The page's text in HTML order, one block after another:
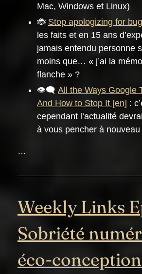
Mac, Windows et Linux)
🐞 Stop apologizing for
les faits et en 15 ans
jamais entendu personne
moins que… « j’ai la
flanche » ?
👁️‍🗨️ All the Ways Google
And How to Stop It
:
cependant l’actualité
à vous pencher à
…
Weekly Links
Sobriété
éco-